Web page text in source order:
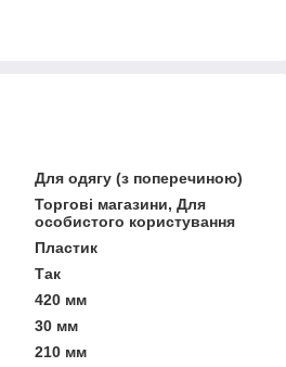
Для одягу (з поперечиною)
Торгові магазини, Для
особистого користування
Пластик
Так
420 мм
30 мм
210 мм